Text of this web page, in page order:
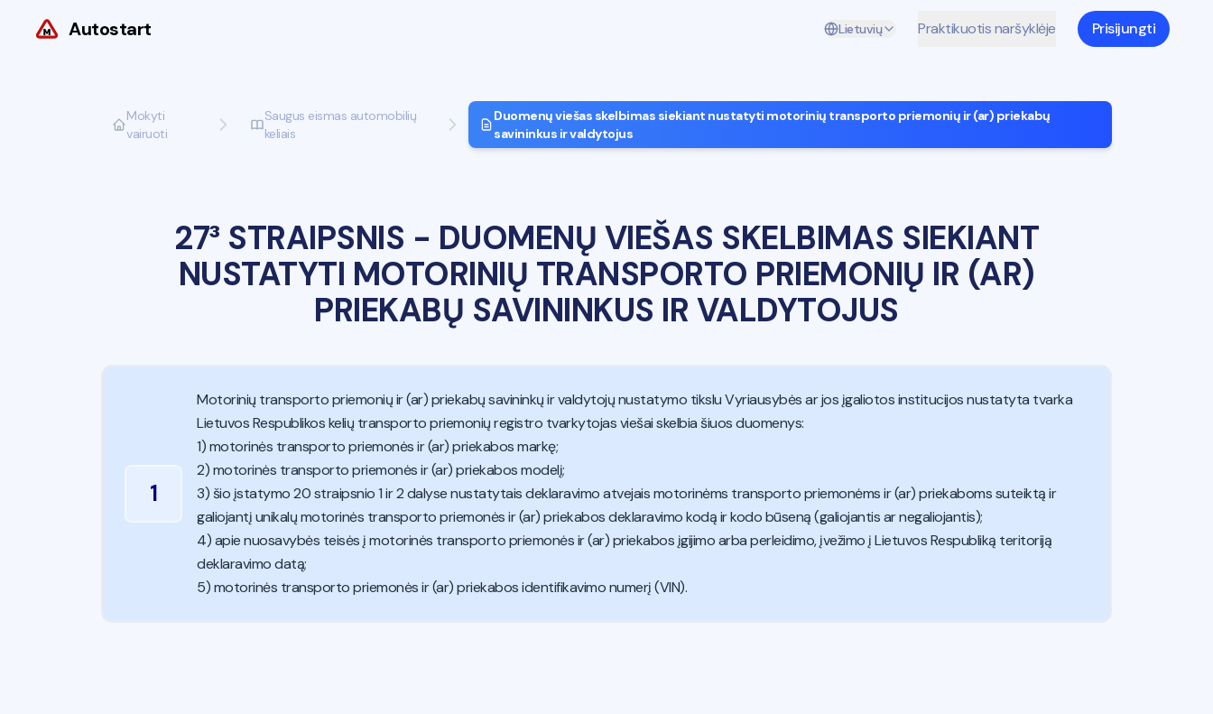
Autostart Lietuvių Praktikuotis naršyklėje Prisijungti
Mokyti
vairuoti
Saugus eismas automobilių
keliais
Duomenų viešas skelbimas siekiant nustatyti motorinių transporto priemonių ir (ar) priekabų
savininkus ir valdytojus
27³ STRAIPSNIS - DUOMENŲ VIEŠAS SKELBIMAS SIEKIANT
NUSTATYTI MOTORINIŲ TRANSPORTO PRIEMONIŲ IR (AR)
PRIEKABŲ SAVININKUS IR VALDYTOJUS
1
Motorinių transporto priemonių ir (ar) priekabų savininkų ir valdytojų nustatymo tikslu Vyriausybės ar jos įgaliotos institucijos nustatyta tvarka
Lietuvos Respublikos kelių transporto priemonių registro tvarkytojas viešai skelbia šiuos duomenys:
1) motorinės transporto priemonės ir (ar) priekabos markę;
2) motorinės transporto priemonės ir (ar) priekabos modelį;
3) šio įstatymo 20 straipsnio 1 ir 2 dalyse nustatytais deklaravimo atvejais motorinėms transporto priemonėms ir (ar) priekaboms suteiktą ir
galiojantį unikalų motorinės transporto priemonės ir (ar) priekabos deklaravimo kodą ir kodo būseną (galiojantis ar negaliojantis);
4) apie nuosavybės teisės į motorinės transporto priemonės ir (ar) priekabos įgijimo arba perleidimo, įvežimo į Lietuvos Respubliką teritoriją
deklaravimo datą;
5) motorinės transporto priemonės ir (ar) priekabos identifikavimo numerį (VIN).